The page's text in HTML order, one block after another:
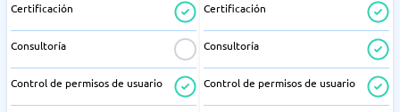
Certificación
Consultoría
Control de permisos de usuario
Certificación
Consultoría
Control de permisos de usuario